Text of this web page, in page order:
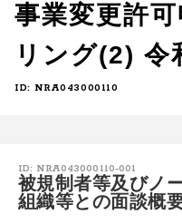
事業変更許
リング(2) 令
ID: NRA043000110
ID: NRA043000110-001
被規制者等及びノ
組織等との面談概